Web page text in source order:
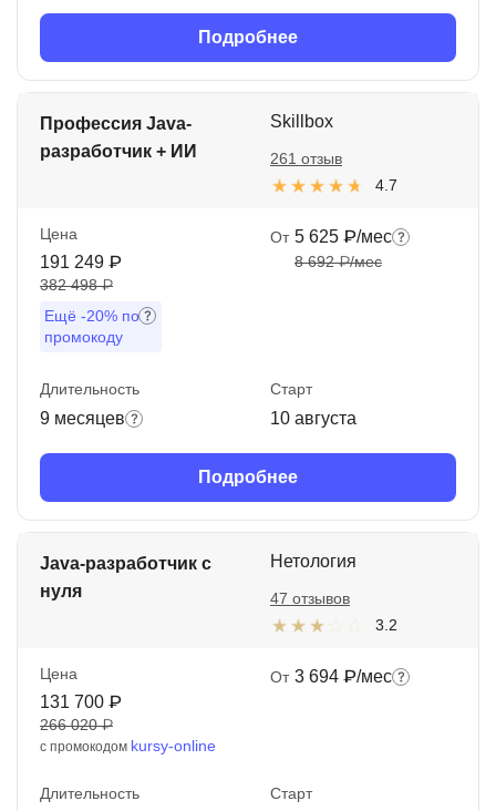
Подробнее
Профессия Java-
разработчик + ИИ
Skillbox
4.7
261 отзыв
Цена
191 249 ₽
382 498 ₽
Ещё -20% по
промокоду
От 5 625 ₽/мес
8 692 ₽/мес
Длительность
9 месяцев
Старт
10 августа
Подробнее
Java-разработчик с
нуля
Нетология
3.2
47 отзывов
Цена
131 700 ₽
266 020 ₽
с промокодом kursy-online
От 3 694 ₽/мес
Длительность Старт